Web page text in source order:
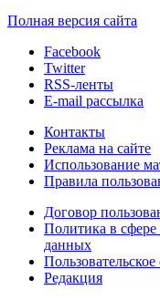
Полная версия сайта
Facebook
Twitter
RSS-ленты
E-mail рассылка
Контакты
Реклама на сайте
Использование
Правила
Договор
Политика в
данных
Редакция